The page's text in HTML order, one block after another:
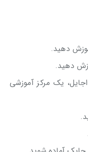
دهید.
دهید.
یک مرکز آموزشی